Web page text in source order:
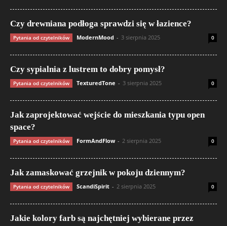
Czy drewniana podłoga sprawdzi się w łazience?
Pytania od czytelników ModernMood - 3 sierpnia 2025 0
Czy sypialnia z lustrem to dobry pomysł?
Pytania od czytelników TexturedTone - 3 sierpnia 2025 0
Jak zaprojektować wejście do mieszkania typu open
space?
Pytania od czytelników FormAndFlow - 2 sierpnia 2025 0
Jak zamaskować grzejnik w pokoju dziennym?
Pytania od czytelników ScandiSpirit - 2 sierpnia 2025 0
Jakie kolory farb są najchętniej wybierane przez